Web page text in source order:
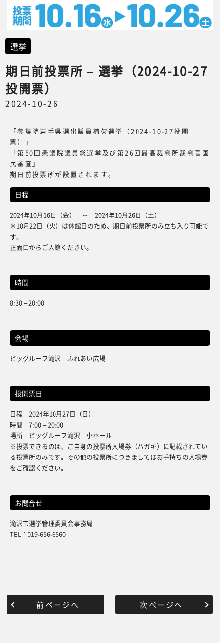
選挙
期日前投票所 – 選挙（2024-10-27
投開票）
2024-10-26
「参議院岩手県選出議員補欠選挙（2024-10-27投開
票）」
「第50回衆議院議員総選挙及び第26回最高裁判所裁判官国
民審査」
期日前投票所が設置されます。
日程
2024年10月16日（金） ～ 2024年10月26日（土）
※10月22日（火）は休館日のため、期日前投票所のみ立ち入り可能で
す。
正面口からご入館ください。
時間
8:30 – 20:00
会場
ビッグルーフ滝沢 ふれあい広場
投開票日
日程 2024年10月27日（日）
時間 7:00 – 20:00
場所 ビッグルーフ滝沢 小ホール
※投票できるのは、ご自身の投票所入場券（ハガキ）に記載されてい
る投票所のみです。その他の投票所につきましてはお手持ちの入場券
をご確認ください。
お問合せ
滝沢市選挙管理委員会事務局
TEL：019-656-6560
前ページへ 次ページへ